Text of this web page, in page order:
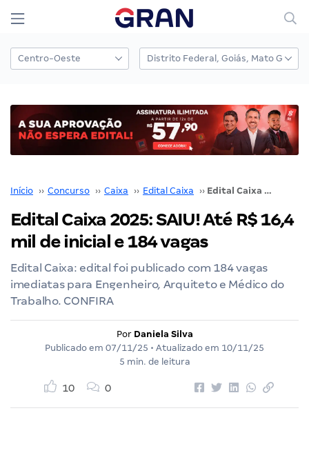
Início ›› Concurso ›› Caixa ›› Edital Caixa ›› Edital Caixa 2025: SAIU! Até R$ 16,4 mil de inicial e 184 vagas
Edital Caixa 2025: SAIU! Até R$ 16,4
mil de inicial e 184 vagas
Edital Caixa: edital foi publicado com 184 vagas
imediatas para Engenheiro, Arquiteto e Médico do
Trabalho. CONFIRA
Por Daniela Silva
Publicado em 07/11/25 • Atualizado em 10/11/25
5 min. de leitura
10 0